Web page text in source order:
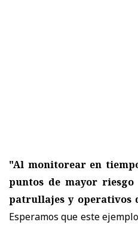
"Al monitorear en
puntos de mayor
patrullajes y operativos
Esperamos que este